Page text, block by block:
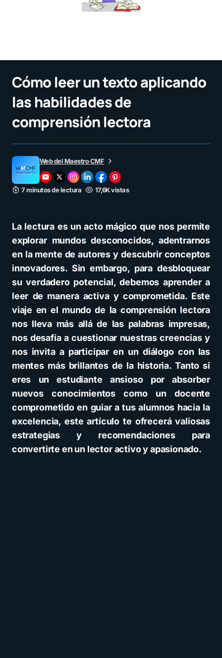
Cómo leer un texto aplicando
las habilidades de
comprensión lectora
Web del Maestro CMF
7 minutos de lectura 17,6K vistas
La lectura es un acto mágico que nos permite
explorar mundos desconocidos, adentrarnos
en la mente de autores y descubrir conceptos
innovadores. Sin embargo, para desbloquear
su verdadero potencial, debemos aprender a
leer de manera activa y comprometida. Este
viaje en el mundo de la comprensión lectora
nos lleva más allá de las palabras impresas,
nos desafía a cuestionar nuestras creencias y
nos invita a participar en un diálogo con las
mentes más brillantes de la historia. Tanto si
eres un estudiante ansioso por absorber
nuevos conocimientos como un docente
comprometido en guiar a tus alumnos hacia la
excelencia, este artículo te ofrecerá valiosas
estrategias y recomendaciones para
convertirte en un lector activo y apasionado.